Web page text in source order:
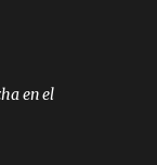
en el